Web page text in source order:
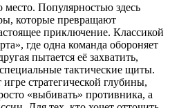
Популярностью здесь
которые превращают
приключение. Классикой
где одна команда обороняет
пытается её захватить,
тактические щиты.
стратегической глубины,
«выбивать» противника, а